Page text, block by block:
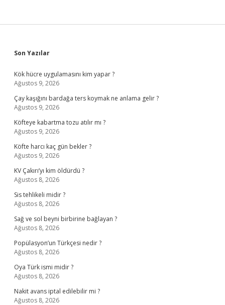
Sidebar
Son Yazılar
Kök hücre uygulamasını kim yapar ?
Ağustos 9, 2026
Çay kaşığını bardağa ters koymak ne anlama gelir ?
Ağustos 9, 2026
Köfteye kabartma tozu atılır mı ?
Ağustos 9, 2026
Köfte harcı kaç gün bekler ?
Ağustos 9, 2026
KV Çakırı’yı kim öldürdü ?
Ağustos 8, 2026
Sis tehlikeli midir ?
Ağustos 8, 2026
Sağ ve sol beyni birbirine bağlayan ?
Ağustos 8, 2026
Popülasyon’un Türkçesi nedir ?
Ağustos 8, 2026
Oya Türk ismi midir ?
Ağustos 8, 2026
Nakit avans iptal edilebilir mi ?
Ağustos 8, 2026